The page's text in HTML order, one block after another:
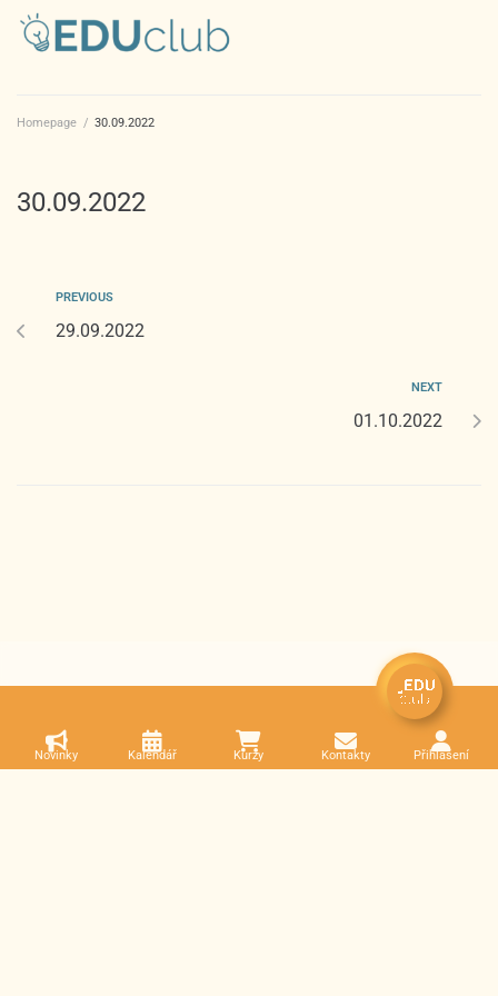
Homepage / 30.09.2022
30.09.2022
PREVIOUS
29.09.2022
NEXT
01.10.2022
Novinky Kalendář Kurzy Kontakty Přihlášení